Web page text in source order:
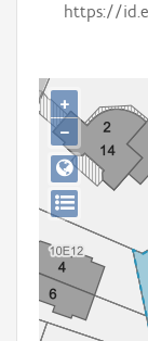
Gebeurtenis
Persoon of collectief
Downloads
Hergebruik
Aanmelden
https://
+
−